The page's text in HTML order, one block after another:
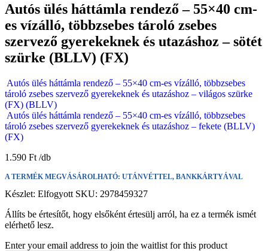
Autós ülés háttámla rendező – 55×40 cm-
es vízálló, többzsebes tároló zsebes
szervező gyerekeknek és utazáshoz – sötét
szürke (BLLV) (FX)
Autós ülés háttámla rendező – 55×40 cm-es vízálló, többzsebes
tároló zsebes szervező gyerekeknek és utazáshoz – világos szürke
(FX) (BLLV)
Autós ülés háttámla rendező – 55×40 cm-es vízálló, többzsebes
tároló zsebes szervező gyerekeknek és utazáshoz – fekete (BLLV)
(FX)
1.590 Ft
A TERMÉK MEGVÁSÁROLHATÓ: UTÁNVÉTTEL, BANKKÁRTYÁVAL
Készlet: Elfogyott SKU: 2978459327
Állíts be értesítőt, hogy elsőként értesülj arról, ha ez a termék ismét
elérhető lesz.
Enter your email address to join the waitlist for this product